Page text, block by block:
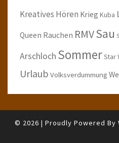
Kreatives Hören Krieg Kuba
Queen Rauchen RMVSau
Arschloch SommerStar
Urlaub Volksverdummung
© 2026 | Proudly Powered By